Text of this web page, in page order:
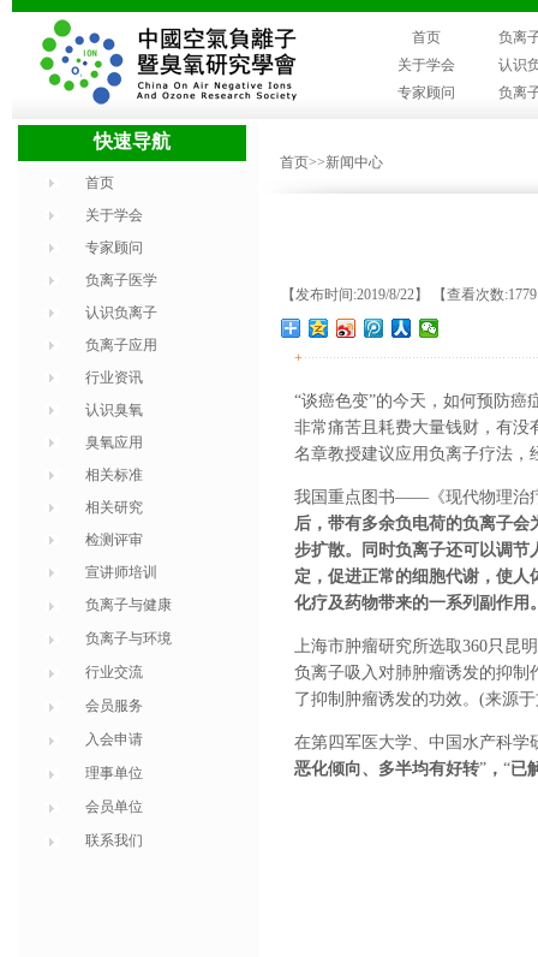
首页
负离
关于学会
认识
专家顾问
负离
快速导航
首页
关于学会
专家顾问
负离子医学
认识负离子
负离子应用
行业资讯
认识臭氧
臭氧应用
相关标准
相关研究
检测评审
宣讲师培训
负离子与健康
负离子与环境
行业交流
会员服务
入会申请
理事单位
会员单位
联系我们
首页>>新闻中心
【发布时间:2019/8/22】 【查看次数
+
“谈癌色变”的今天，如何预防
非常痛苦且耗费大量钱财，有没
名章教授建议应用负离子疗法，
我国重点图书——《现代物理治
后，带有多余负电荷的负离子
步扩散。同时负离子还可以调节
定，促进正常的细胞代谢，使
化疗及药物带来的一系列副作用
上海市肿瘤研究所选取360只昆
负离子吸入对肺肿瘤诱发的抑制
了抑制肿瘤诱发的功效。(来源
在第四军医大学、中国水产科学
恶化倾向、多半均有好转” ， “已